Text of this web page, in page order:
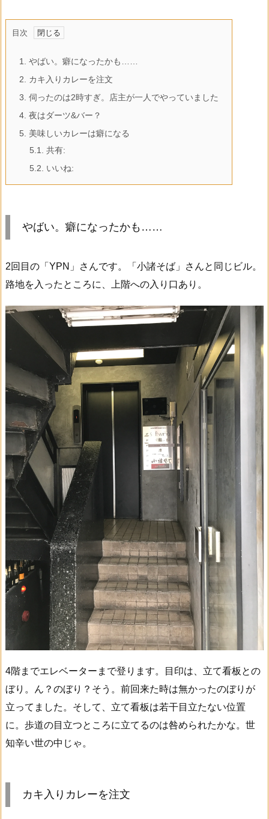
目次
1.
やばい。癖になったかも……
2.
カキ入りカレーを注文
3. 伺ったのは2時すぎ。店主が一人でやっていました
4. 夜はダーツ&バー？
5.
美味しいカレーは癖になる
5.1.
共有:
5.2.
いいね:
やばい。癖になったかも……
2回目の「YPN」さんです。「小諸そば」さんと同じビル。
路地を入ったところに、上階への入り口あり。
4階までエレベーターまで登ります。目印は、立て看板との
ぼり。ん？のぼり？そう。前回来た時は無かったのぼりが
立ってました。そして、立て看板は若干目立たない位置
に。歩道の目立つところに立てるのは咎められたかな。世
知辛い世の中じゃ。
カキ入りカレーを注文